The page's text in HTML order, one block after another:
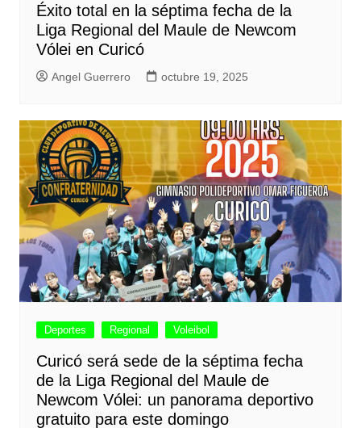
Éxito total en la séptima fecha de la
Liga Regional del Maule de Newcom
Vólei en Curicó
Angel Guerrero octubre 19, 2025
Deportes Regional Voleibol
Curicó será sede de la séptima fecha
de la Liga Regional del Maule de
Newcom Vólei: un panorama deportivo
gratuito para este domingo